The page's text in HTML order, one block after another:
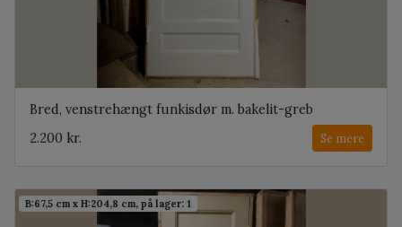
Bred, venstrehængt funkisdør m. bakelit-greb
2.200 kr.
Se mere
B:67,5 cm x H:204,8 cm, på lager: 1